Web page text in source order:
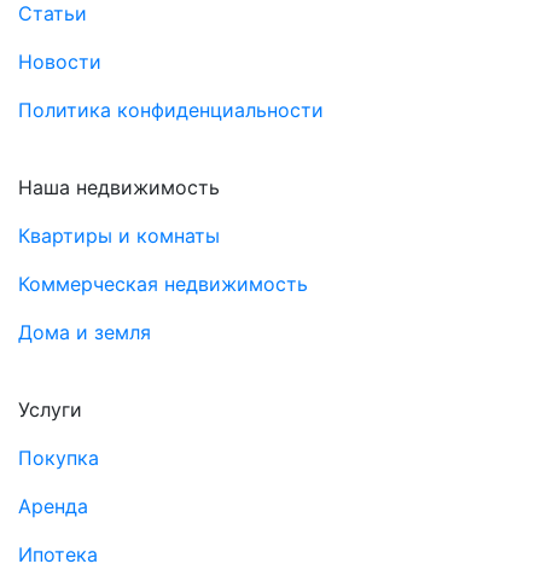
Статьи
Новости
Политика конфиденциальности
Наша недвижимость
Квартиры и комнаты
Коммерческая недвижимость
Дома и земля
Услуги
Покупка
Аренда
Ипотека